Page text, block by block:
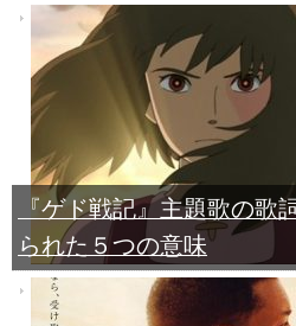
『ゲド戦記』主題歌の歌
られた５つの意味